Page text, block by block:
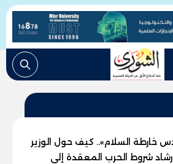
خارطة السلام».. كيف حول الوزير
شروط الحرب المعقدة إلى